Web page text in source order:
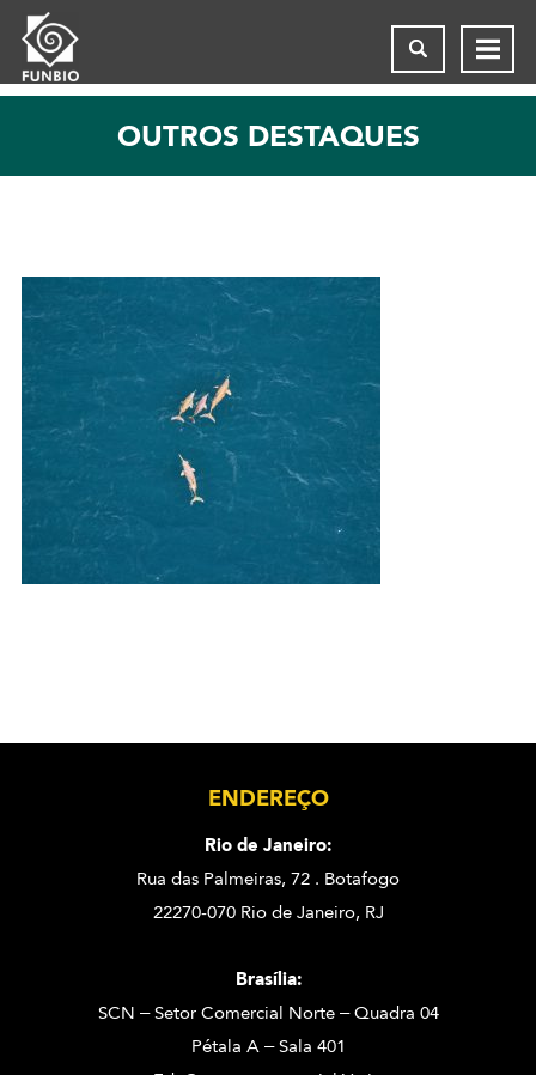
OUTROS DESTAQUES
ENDEREÇO
Rio de Janeiro:
Rua das Palmeiras, 72 . Botafogo
22270-070 Rio de Janeiro, RJ
Brasília:
SCN – Setor Comercial Norte – Quadra 04
Pétala A – Sala 401